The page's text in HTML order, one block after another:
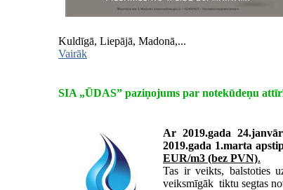
Kuldīgā, Liepājā, Madonā,...
Vairāk
SIA „ŪDAS” paziņojums par notekūdeņu
Ar 2019.gada
2019.gada 1.marta
EUR/m3 (bez PVN).
Tas ir veikts, balstoties
veiksmīgāk tiktu segtas